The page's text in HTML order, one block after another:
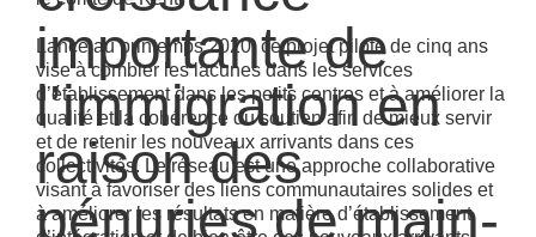
importante de
l’immigration en
raison des
pénuries de main-
Lancé au printemps 2020, ce projet pilote de cinq ans
vise à combler les lacunes dans les services
d’établissement dans les petits centres et à améliorer la
qualité et la cohérence du soutien afin de mieux servir
et de retenir les nouveaux arrivants dans ces
collectivités. Le réseau est une approche collaborative
visant à favoriser des liens communautaires solides et
à améliorer les résultats en matière d’établissement,